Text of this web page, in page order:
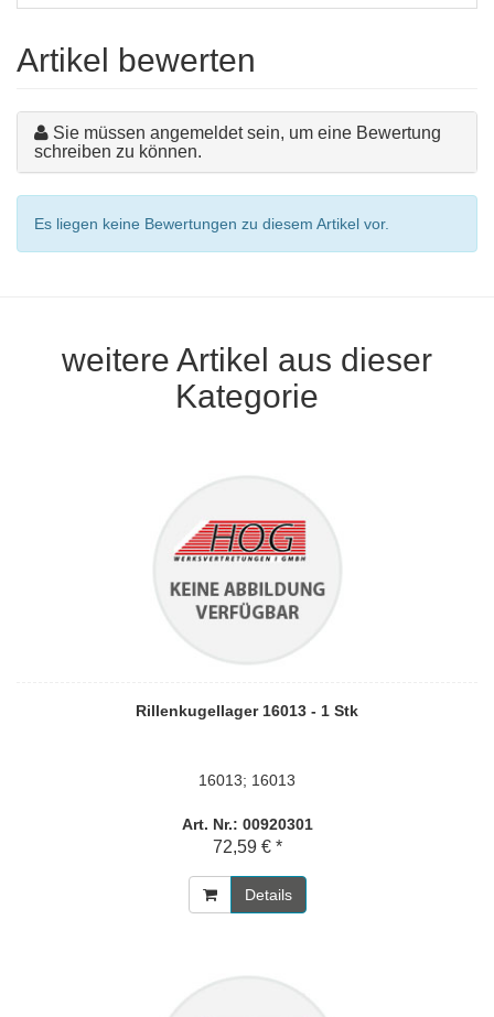
Artikel bewerten
Sie müssen angemeldet sein, um eine Bewertung
schreiben zu können.
Es liegen keine Bewertungen zu diesem Artikel vor.
weitere Artikel aus dieser
Kategorie
Rillenkugellager 16013 - 1 Stk
16013; 16013
Art. Nr.: 00920301
72,59 € *
Details